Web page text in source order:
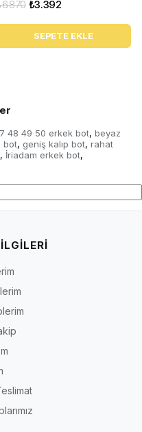
₺3.392
SEPETE EKLE
48 49 50 erkek bot, beyaz
bot, geniş kalıp bot, rahat
, İriadam erkek bot,